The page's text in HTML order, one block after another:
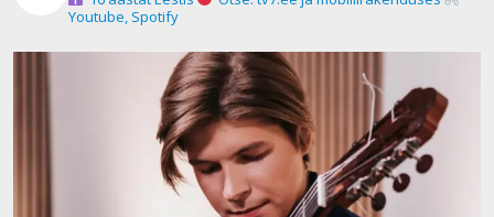
Youtube, Spotify